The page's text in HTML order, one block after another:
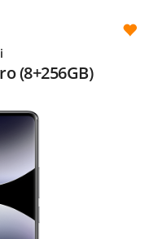
(8+256GB)